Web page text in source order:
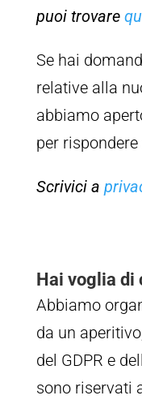
puoi trovare
Se hai
relative alla
abbiamo
per
Scrivici a
Hai voglia di
Abbiamo
da un
del GDPR e
sono riservati